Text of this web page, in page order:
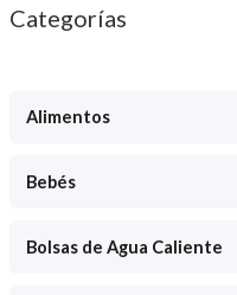
Categorías
Alimentos
Bebés
Bolsas de Agua Caliente